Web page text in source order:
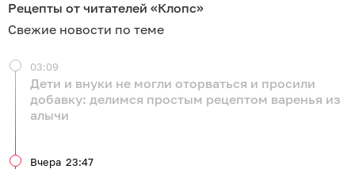
Рецепты от читателей «Клопс»
Свежие новости по теме
Дети и внуки не могли оторваться и просили
добавку: делимся простым рецептом варенья из
алычи
03:09
Вчера 23:47